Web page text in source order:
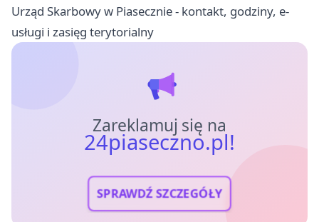
Urząd Skarbowy w Piasecznie - kontakt, godziny, e-
usługi i zasięg terytorialny
Zareklamuj się na
24piaseczno.pl!
SPRAWDŹ SZCZEGÓŁY